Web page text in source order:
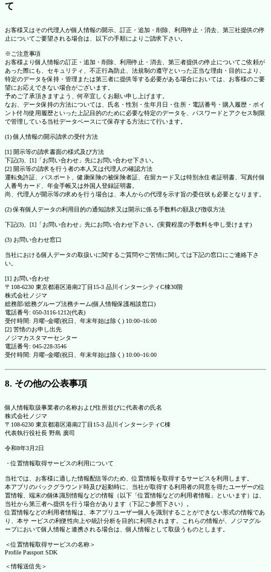
て
お客様又はその代理人が個人情報の開示、訂正・追加・削除、利用停止・消去、第三社提供の停
止についてご要望される場合は、以下の手順によりご請求下さい。
※ご注意事項
お客様より個人情報の訂正・追加・削除、利用停止・消去、第三者提供の停止についてご依頼が
あった際にも、セキュリティ、不正行為防止、法規制の遵守といった正当な理由・目的により、
特定のデータを保持・管理または第三者に提供等する必要がある場合においては、お客様のご要
望にお応えできない場合がございます。
予めご了承頂きますよう、何卒宜しくお願い申し上げます。
なお、データ保持の方法については、氏名・性別・生年月日・住所・電話番号・購入履歴・ポイ
ント付与使用履歴といった上記目的のために必要な特定のデータを、パスワードとアクセス制限
で管理している当社データベースにて保存する方法にて行います。
(1) 個人情報の開示請求の受付方法
[1] 開示等の請求書面の様式及び方法
下記(3)、[1]「お問い合わせ」先にお問い合わせ下さい。
[2] 開示等の請求を行う者の本人又は代理人の確認方法
運転免許証、パスポート、健康保険の被保険者証、在留カード又は特別永住者証明書、写真付個
人番号カード、年金手帳又は外国人登録証明書。
尚、代理人が開示等の求めを行う場合は、本人からの代理を示す旨の委任状も必要となります。
(2) 保有個人データの利用目的の通知請求又は開示に係る手数料の額及び徴収方法
下記(3)、[1]「お問い合わせ」先にお問い合わせ下さい。(実費程度の手数料を申し受けます)
(3) お問い合わせ窓口
当社における個人データの取扱いに関するご質問やご苦情に関しては下記の窓口にご連絡下さ
い。
[1] お問い合わせ
〒108-6230 東京都港区港南2丁目15-3 品川インターシティC棟30階
株式会社ノジマ
総務部/総務グループ法務チーム(個人情報保護相談窓口)
電話番号: 050-3116-1212(代表)
受付時間: 月曜~金曜(祝日、年末年始は除く) 10:00~16:00
[2] 苦情のお申し出先
ノジマカスタマーセンター
電話番号: 045-228-3546
受付時間: 月曜~金曜(祝日、年末年始は除く) 10:00~16:00
8. その他の公表事項
個人情報取扱事業者の名称および住所並びに代表者の氏名
株式会社ノジマ
〒108-6230 東京都港区港南2丁目15-3 品川インターシティC棟
代表執行役社長 野島 廣司
令和8年3月2日
・位置情報取得サービスの利用について
当社では、お客様に適した情報配信等のため、位置情報を取得するサービスを利用します。
本アプリのバックグラウンド時及び起動時に、当社が取得する利用者の同意を得たユーザーの位
置情報、端末の個体識別情報などの情報（以下「位置情報などの利用者情報」といいます）は、
当社から第三者へ提供を行う場合があります（下記ご参照下さい）。
位置情報などの利用者情報は、本アプリユーザー個人を識別することができない形式の情報であ
り、本サ ービスの利便性向上や統計分析を目的に利用されます。これらの情報が、ノジマグル
ープにおいて個人情報と連携される場合は、個人情報として取扱うものとします。
＜位置情報取得サービスの名称＞
Profile Passport SDK
＜情報送信先＞